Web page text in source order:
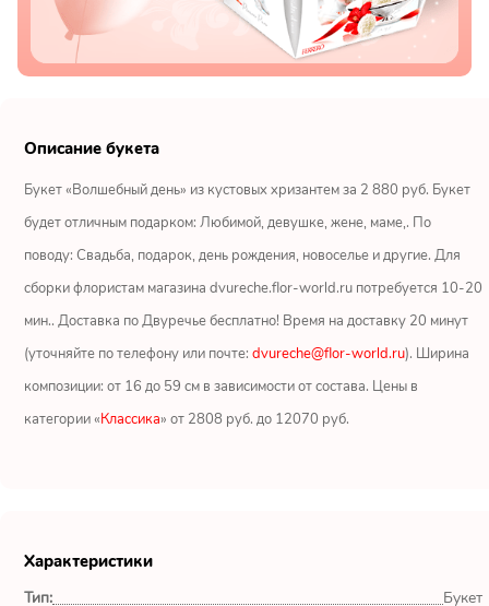
Орхидеи
Ромашки
Альстромерии
Герберы
Показать еще
Тымовское,
Описание букета
Букет «Волшебный день» из кустовых хризантем за 2 880 руб. Букет
будет отличным подарком: Любимой, девушке, жене, маме,. По
поводу: Свадьба, подарок, день рождения, новоселье и другие. Для
сборки флористам магазина dvureche.flor-world.ru потребуется 10-20
мин.. Доставка по Двуречье бесплатно! Время на доставку 20 минут
(уточняйте по телефону или почте: dvureche@flor-world.ru). Ширина
композиции: от 16 до 59 см в зависимости от состава. Цены в
категории «Классика» от 2808 руб. до 12070 руб.
Характеристики
Тип:
Букет